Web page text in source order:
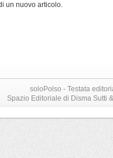
un nuovo articolo.
soloPolso - Testata
Spazio Editoriale di Disma Sutti